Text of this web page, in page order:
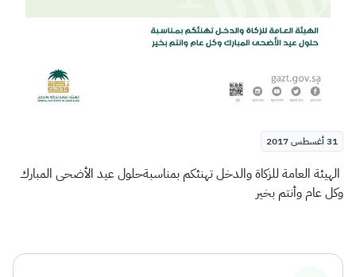
31 أغسطس 2017
​​​ الهيئة العامة للزكاة والدخل تهنئكم بمناسبةحلول عيد الأضحى المبارك
وكل عام وأنتم بخير​